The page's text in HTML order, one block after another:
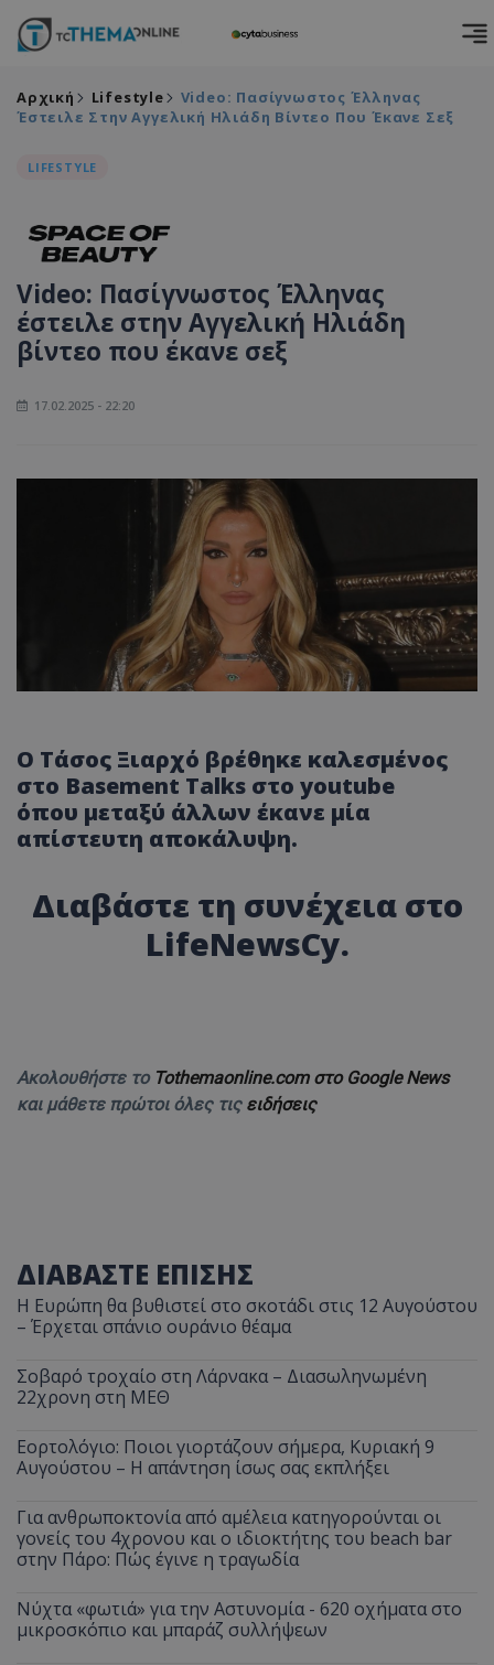
Αρχική Lifestyle
Video: Πασίγνωστος Έλληνας
Έστειλε Στην Αγγελική Ηλιάδη Βίντεο Που Έκανε Σεξ
LIFESTYLE
Video: Πασίγνωστος Έλληνας
έστειλε στην Αγγελική Ηλιάδη
βίντεο που έκανε σεξ
17.02.2025 - 22:20
Ο Τάσος Ξιαρχό βρέθηκε καλεσμένος
στο Basement Talks στο youtube
όπου μεταξύ άλλων έκανε μία
απίστευτη αποκάλυψη.
Διαβάστε τη συνέχεια στο
LifeNewsCy.
Ακολουθήστε το Tothemaonline.com στο Google News
και μάθετε πρώτοι όλες τις ειδήσεις
ΔΙΑΒΑΣΤΕ ΕΠΙΣΗΣ
Η Ευρώπη θα βυθιστεί στο σκοτάδι στις 12 Αυγούστου
– Έρχεται σπάνιο ουράνιο θέαμα
Σοβαρό τροχαίο στη Λάρνακα – Διασωληνωμένη
22χρονη στη ΜΕΘ
Εορτολόγιο: Ποιοι γιορτάζουν σήμερα, Κυριακή 9
Αυγούστου – Η απάντηση ίσως σας εκπλήξει
Για ανθρωποκτονία από αμέλεια κατηγορούνται οι
γονείς του 4χρονου και ο ιδιοκτήτης του beach bar
στην Πάρο: Πώς έγινε η τραγωδία
Νύχτα «φωτιά» για την Αστυνομία - 620 οχήματα στο
μικροσκόπιο και μπαράζ συλλήψεων